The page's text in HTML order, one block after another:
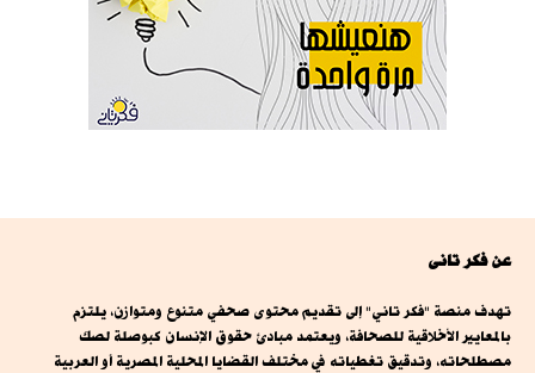
عن فكر تانى
تهدف منصة "فكر تاني" إلى تقديم محتوى صحفي متنوع ومتوازن، يلتزم
بالمعايير الأخلاقية للصحافة، ويعتمد مبادئ حقوق الإنسان كبوصلة لصك
مصطلحاته، وتدقيق تغطياته في مختلف القضايا المحلية المصرية أو العربية